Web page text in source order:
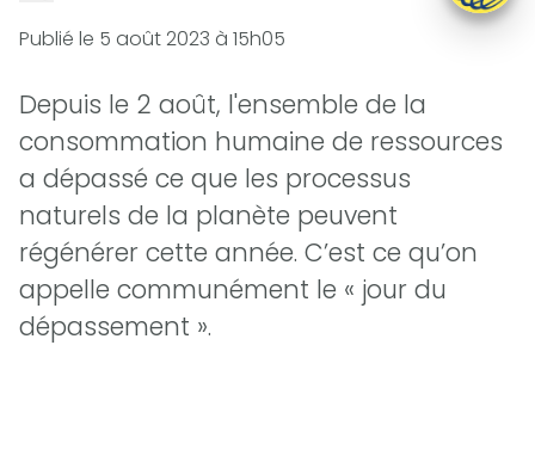
Publié le 5 août 2023 à 15h05
Depuis le 2 août, l'ensemble de la
consommation humaine de ressources
a dépassé ce que les processus
naturels de la planète peuvent
régénérer cette année. C’est ce qu’on
appelle communément le « jour du
dépassement ».